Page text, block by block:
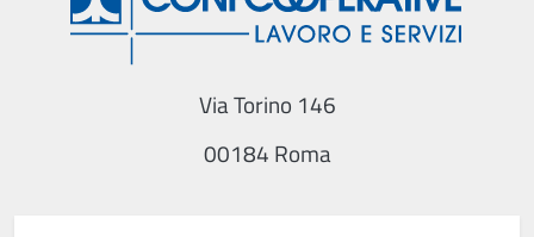
Via Torino 146
00184 Roma